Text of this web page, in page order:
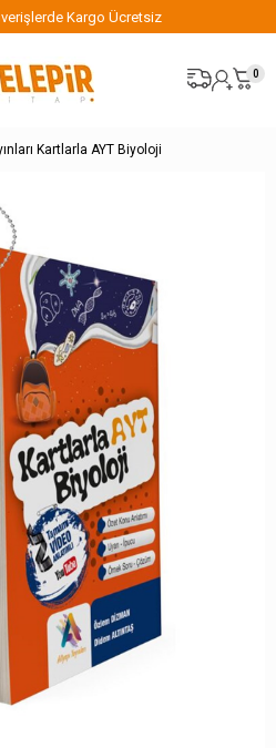
Kargo Ücretsiz
0
Kartlarla AYT Biyoloji